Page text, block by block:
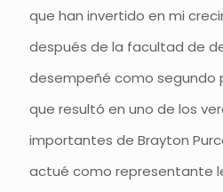
que han invertido en mi
después de la facultad de
desempeñé como segundo
que resultó en uno de los
importantes de Brayton
actué como representante